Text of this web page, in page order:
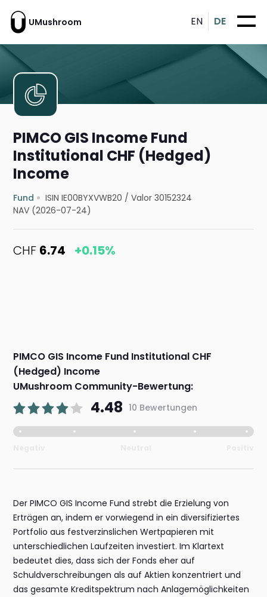
UMushroom EN DE
PIMCO GIS Income Fund
Institutional CHF (Hedged)
Income
Fund ISIN IE00BYXVWB20 /Valor 30152324
NAV (2026-07-24)
CHF 6.74 +0.15%
PIMCO GIS Income Fund Institutional CHF
(Hedged) Income
UMushroom Community-Bewertung:
4.48 10 Bewertungen
Der PIMCO GIS Income Fund strebt die Erzielung von
Erträgen an, indem er vorwiegend in ein diversifiziertes
Portfolio aus festverzinslichen Wertpapieren mit
unterschiedlichen Laufzeiten investiert. Im Klartext
bedeutet dies, dass sich der Fonds eher auf
Schuldverschreibungen als auf Aktien konzentriert und
das gesamte Kreditspektrum nach Anlagemöglichkeiten